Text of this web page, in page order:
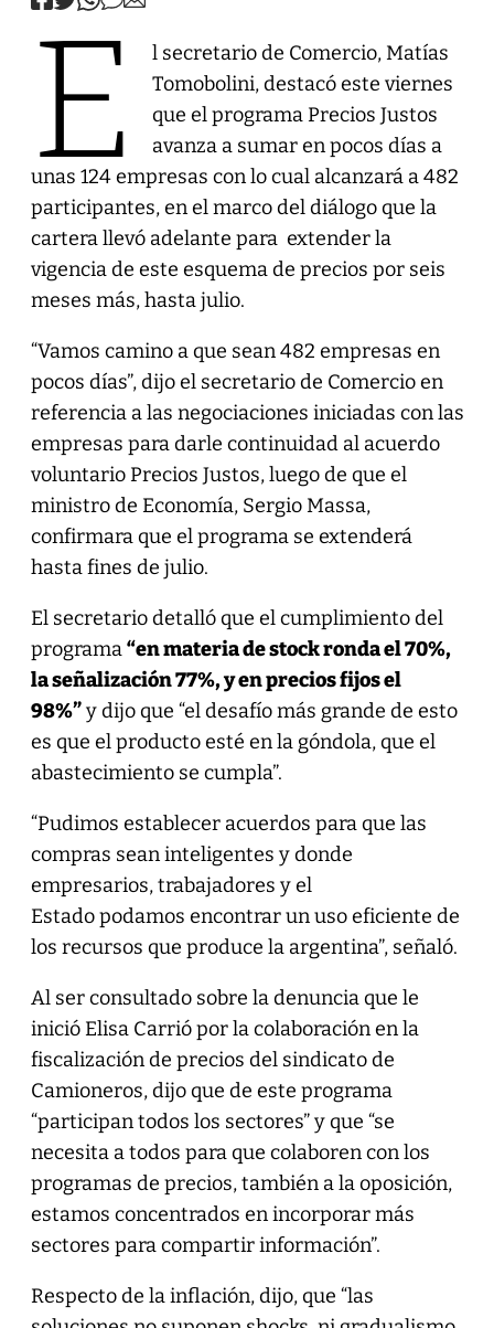
E
l secretario de Comercio, Matías
Tomobolini, destacó este viernes
que el programa Precios Justos
avanza a sumar en pocos días a
unas 124 empresas con lo cual alcanzará a 482
participantes, en el marco del diálogo que la
cartera llevó adelante para extender la
vigencia de este esquema de precios por seis
meses más, hasta julio.
“Vamos camino a que sean 482 empresas en
pocos días”, dijo el secretario de Comercio en
referencia a las negociaciones iniciadas con las
empresas para darle continuidad al acuerdo
voluntario Precios Justos, luego de que el
ministro de Economía, Sergio Massa,
confirmara que el programa se extenderá
hasta fines de julio.
El secretario detalló que el cumplimiento del
programa“en materia de stock ronda el 70%,
la señalización 77%, y en precios fijos el
98%”y dijo que “el desafío más grande de esto
es que el producto esté en la góndola, que el
abastecimiento se cumpla”.
“Pudimos establecer acuerdos para que las
compras sean inteligentes y donde
empresarios, trabajadores y el
Estado podamos encontrar un uso eficiente de
los recursos que produce la argentina”, señaló.
Al ser consultado sobre la denuncia que le
inició Elisa Carrió por la colaboración en la
fiscalización de precios del sindicato de
Camioneros, dijo que de este programa
“participan todos los sectores” y que “se
necesita a todos para que colaboren con los
programas de precios, también a la oposición,
estamos concentrados en incorporar más
sectores para compartir información”.
Respecto de la inflación, dijo, que “las